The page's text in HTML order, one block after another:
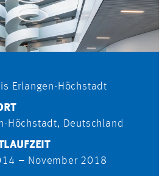
KONTAKT
Erlangen-Höchstadt
Höchstadt, Deutschland
– November 2018